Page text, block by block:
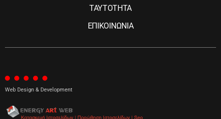
ΤΑΥΤΟΤΗΤΑ
ΕΠΙΚΟΙΝΩΝΙΑ
Web Design & Development